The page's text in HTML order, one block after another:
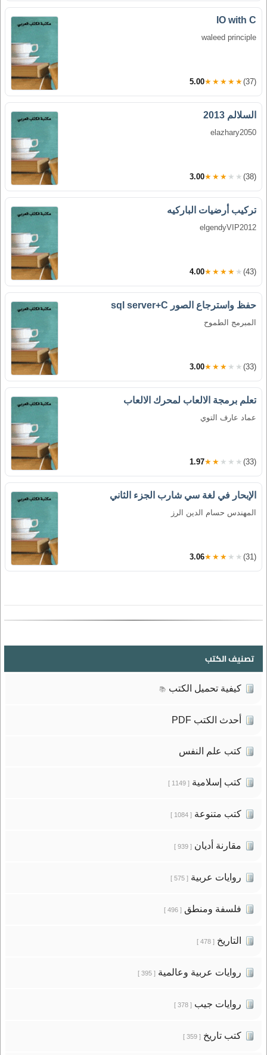
IO with C
waleed principle
5.00★★★★★(37)
السلالم 2013
elazhary2050
3.00★★★★★ (38)
تركيب أرضيات الباركيه
elgendyVIP2012
4.00★★★★★ (43)
حفظ واسترجاع الصور sql server+C
المبرمج الطموح
3.00★★★★★ (33)
تعلم برمجة الالعاب لمحرك الالعاب
عماد عارف التوي
1.97★★★★★ (33)
الإبحار في لغة سي شارب الجزء الثاني
المهندس حسام الدين الرز
3.06★★★★★ (31)
تصنيف الكتب
كيفية تحميل الكتب 📚
أحدث الكتب PDF
كتب علم النفس
كتب إسلامية[ 1149 ]
كتب متنوعة[ 1084 ]
مقارنة أديان[ 939 ]
روايات عربية[ 575 ]
فلسفة ومنطق[ 496 ]
التاريخ[ 478 ]
روايات عربية وعالمية[ 395 ]
روايات جيب[ 378 ]
كتب تاريخ[ 359 ]